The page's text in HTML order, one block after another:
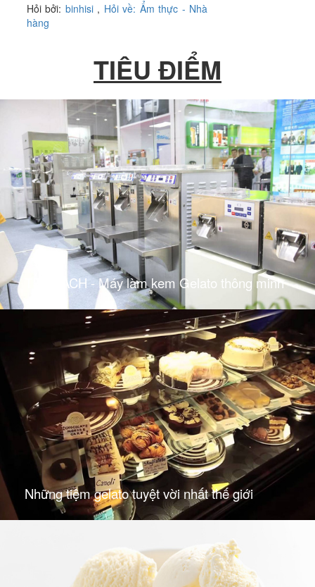
Hỏi bởi: binhisi , Hỏi về: Ẩm thực - Nhà
hàng
TIÊU ĐIỂM
TECMACH - Máy làm kem Gelato thông minh
Những tiệm gelato tuyệt vời nhất thế giới